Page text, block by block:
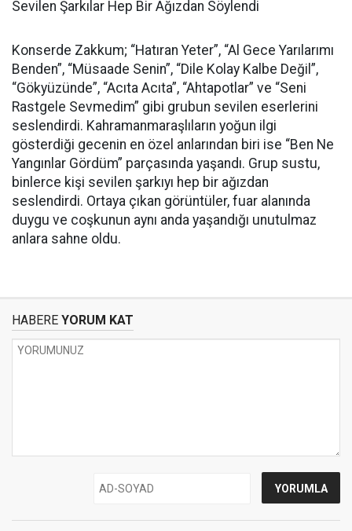
Sevilen Şarkılar Hep Bir Ağızdan Söylendi
Konserde Zakkum; “Hatıran Yeter”, “Al Gece Yarılarımı
Benden”, “Müsaade Senin”, “Dile Kolay Kalbe Değil”,
“Gökyüzünde”, “Acıta Acıta”, “Ahtapotlar” ve “Seni
Rastgele Sevmedim” gibi grubun sevilen eserlerini
seslendirdi. Kahramanmaraşlıların yoğun ilgi
gösterdiği gecenin en özel anlarından biri ise “Ben Ne
Yangınlar Gördüm” parçasında yaşandı. Grup sustu,
binlerce kişi sevilen şarkıyı hep bir ağızdan
seslendirdi. Ortaya çıkan görüntüler, fuar alanında
duygu ve coşkunun aynı anda yaşandığı unutulmaz
anlara sahne oldu.
HABERE YORUM KAT